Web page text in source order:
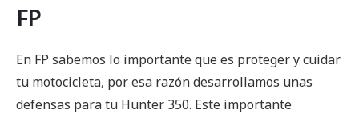
FP
En FP sabemos lo importante que es proteger y cuidar
tu motocicleta, por esa razón desarrollamos unas
defensas para tu Hunter 350. Este importante